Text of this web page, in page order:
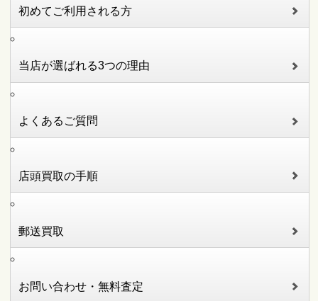
初めてご利用される方
当店が選ばれる3つの理由
よくあるご質問
店頭買取の手順
郵送買取
お問い合わせ・無料査定